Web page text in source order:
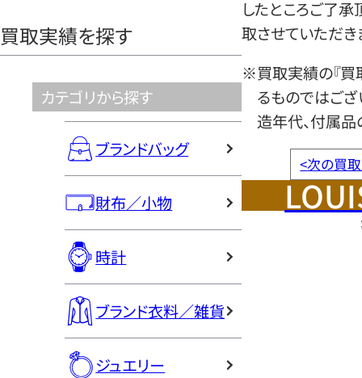
買取実績を探す
カテゴリから探す
ブランドバッグ
財布／小物
時計
ブランド衣料／雑貨
ジュエリー
したところご了
取させていただき
※買取実績の『買
るものではござ
造年代、付属品
<次の買